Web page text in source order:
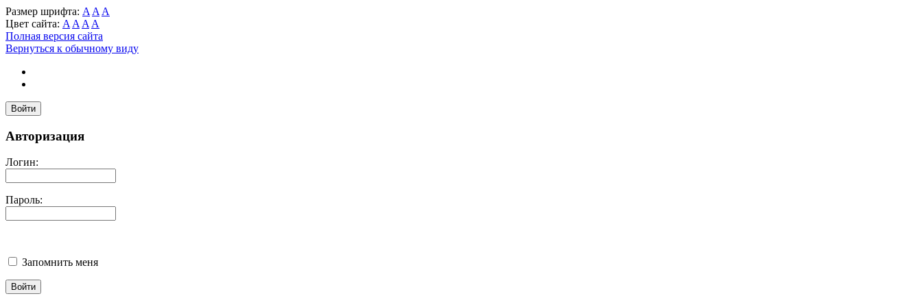
Размер шрифта: A A A
Цвет сайта: A A A A
Полная версия сайта
Вернуться к обычному виду
Войти
Авторизация
Логин:
Пароль:
Запомнить меня